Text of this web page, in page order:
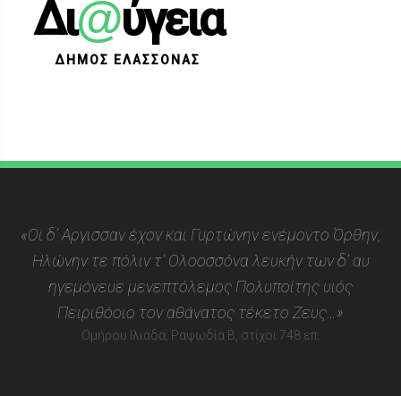
Δι@ύγεια
ΔΗΜΟΣ ΕΛΑΣΣΟΝΑΣ
«Οι δ’ Αργισσαν έχον και Γυρτώνην ενέμοντο Όρθην,
Ηλώνην τε πόλιν τ’ Ολοοσσόνα λευκήν των δ’ αυ
ηγεμόνευε μενεπτόλεμος Πολυποίτης υιός
Πειριθόοιο τον αθάνατος τέκετο Ζευς…»
Ομήρου Ιλιάδα, Ραψωδία Β, στίχοι 748 επ.